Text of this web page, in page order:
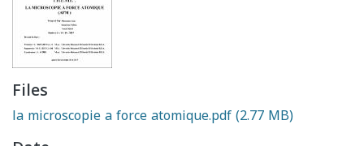
Files
la microscopie a force atomique.pdf(2.77 MB)